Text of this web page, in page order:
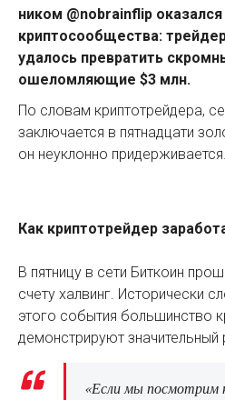
ником @nobrainflip
криптосообщества:
удалось превратить
ошеломляющие $3 млн.
По словам криптотрейдера,
заключается в пятнадцати
он неуклонно придерживается.
Как криптотрейдер
В пятницу в сети Биткоин
счету халвинг. Исторически
этого события большинство
демонстрируют значительный
«Если мы посмотрим